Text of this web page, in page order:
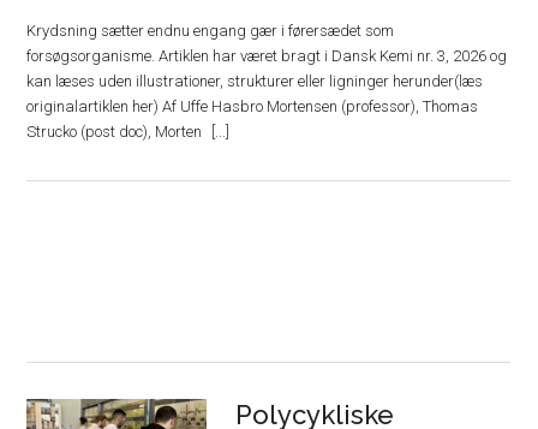
Krydsning sætter endnu engang gær i førersædet som
forsøgsorganisme. Artiklen har været bragt i Dansk Kemi nr. 3, 2026 og
kan læses uden illustrationer, strukturer eller ligninger herunder(læs
originalartiklen her) Af Uffe Hasbro Mortensen (professor), Thomas
Strucko (post doc), Morten
Polycykliske